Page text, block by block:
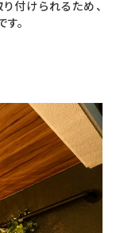
付けられるため、
。